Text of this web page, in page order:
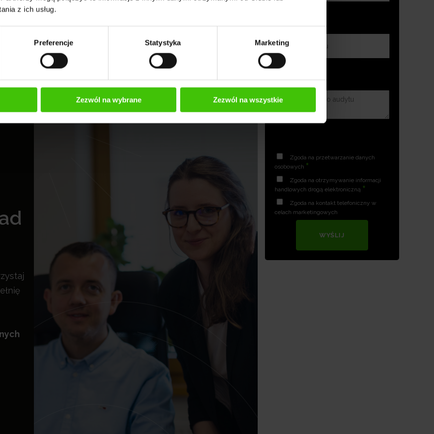
z ich usług.
Preferencje Statystyka Marketing
Zezwól na wybrane Zezwól na wszystkie
sklepu z akcesoriami fitness,
klientów,
do zwiększenia sprzedaży.
Zgoda na przetwarzanie danych
osobowych *
Zgoda na otrzymywanie informacji
handlowych drogą elektroniczną *
Zgoda na kontakt telefoniczny w
celach marketingowych
WYŚLIJ